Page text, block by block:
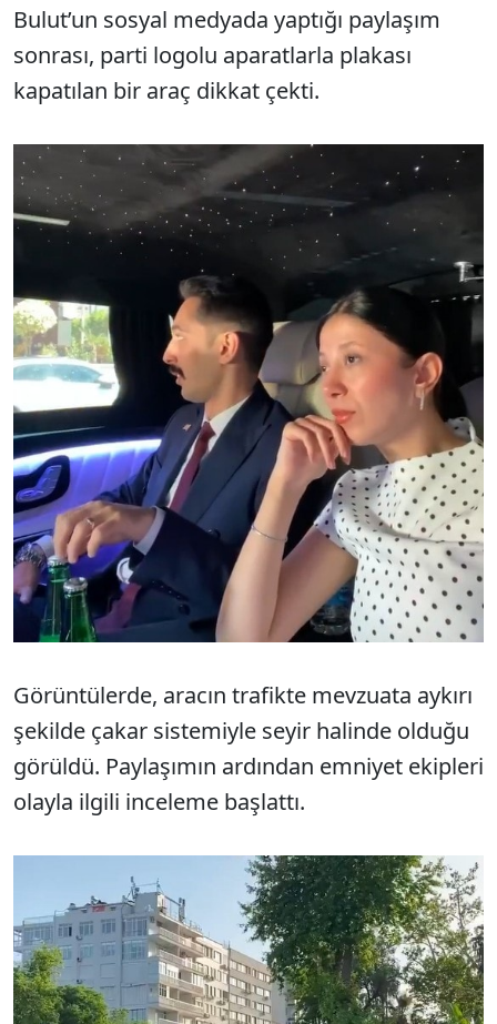
Bulut’un sosyal medyada yaptığı paylaşım
sonrası, parti logolu aparatlarla plakası
kapatılan bir araç dikkat çekti.
Görüntülerde, aracın trafikte mevzuata aykırı
şekilde çakar sistemiyle seyir halinde olduğu
görüldü. Paylaşımın ardından emniyet ekipleri
olayla ilgili inceleme başlattı.